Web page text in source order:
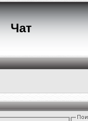
Чат